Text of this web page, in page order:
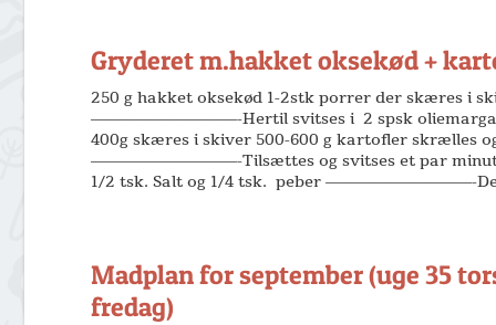
Gryderet m.hakket oksekød +
250 g hakket oksekød 1-2stk porrer der skæres i
———————————-Hertil svitses i 2 spsk
400g skæres i skiver 500-600 g kartofler skrælles
———————————-Tilsættes og svitses et par
1/2 tsk. Salt og 1/4 tsk. peber ———————————-
Madplan for september (uge 35
fredag)